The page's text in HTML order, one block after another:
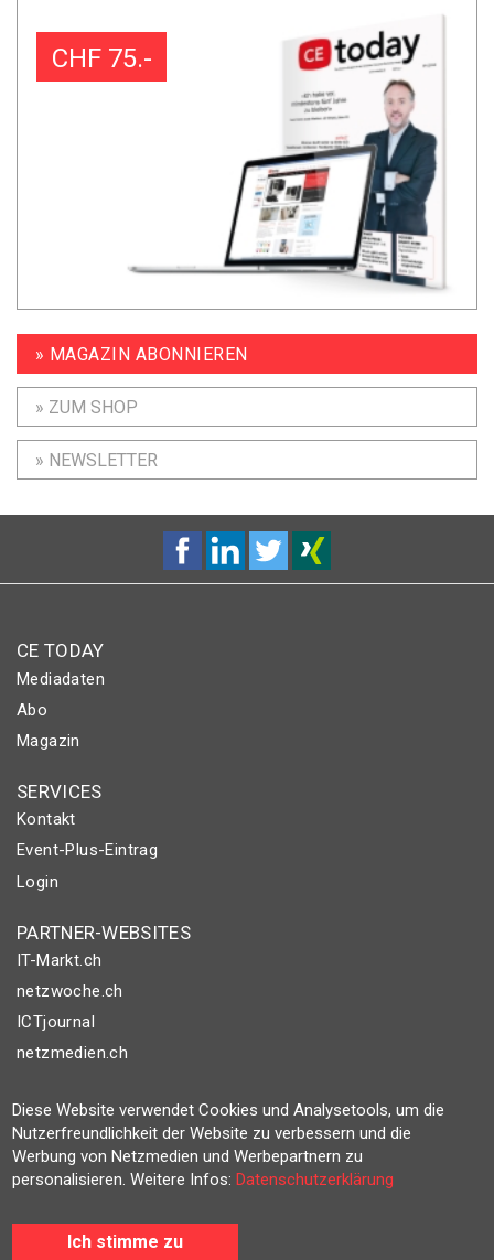
CHF 75.-
» MAGAZIN ABONNIEREN
» ZUM SHOP
» NEWSLETTER
CE TODAY
Mediadaten
Abo
Magazin
SERVICES
Kontakt
Event-Plus-Eintrag
Login
PARTNER-WEBSITES
IT-Markt.ch
netzwoche.ch
ICTjournal
netzmedien.ch
© NETZMEDIEN AG 2026
Impressum
AGB
Datenschutzerklärung
Diese Website verwendet Cookies und Analysetools, um die
Nutzerfreundlichkeit der Website zu verbessern und die
Werbung von Netzmedien und Werbepartnern zu
personalisieren. Weitere Infos:Datenschutzerklärung
Ich stimme zu